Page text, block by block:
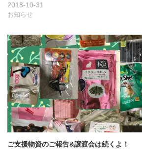
2018-10-31
お知らせ
ご支援物資のご報告&譲渡会は続くよ！